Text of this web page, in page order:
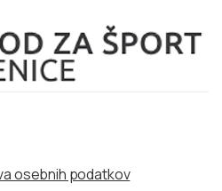
osebnih podatkov